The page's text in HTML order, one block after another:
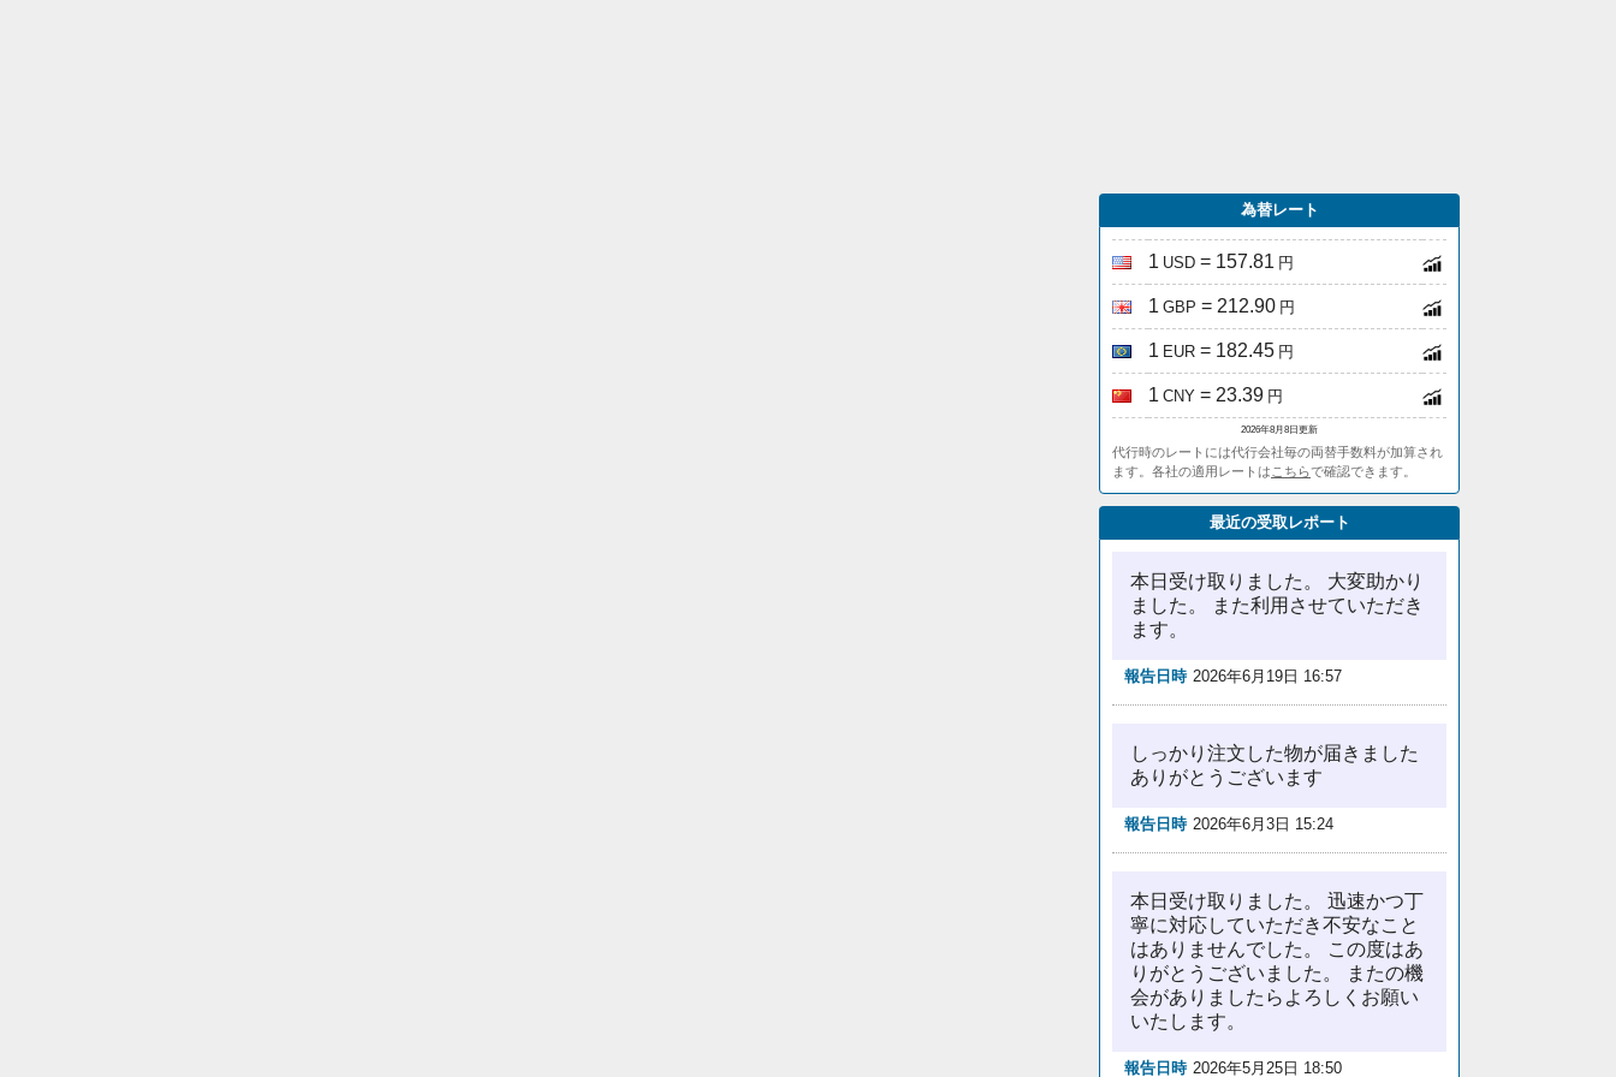
為替レート
1 USD = 157.81 円
1 GBP = 212.90 円
1 EUR = 182.45 円
1 CNY = 23.39 円
2026年8月8日更新
代行時のレートには代行会社毎の両替手数料が加算され
ます。各社の適用レートは こちらで確認できます。
最近の受取レポート
本日受け取りました。 大変助かり
ました。 また利用させていただき
ます。
報告日時 2026年6月19日 16:57
しっかり注文した物が届きました
ありがとうございます
報告日時 2026年6月3日 15:24
本日受け取りました。 迅速かつ丁
寧に対応していただき不安なこと
はありませんでした。 この度はあ
りがとうございました。 またの機
会がありましたらよろしくお願い
いたします。
報告日時 2026年5月25日 18:50